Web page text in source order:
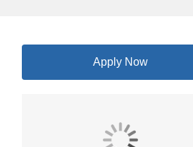
Apply Now